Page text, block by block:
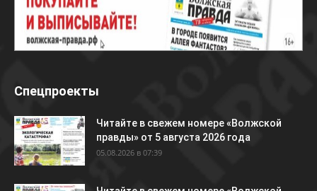
Спецпроекты
Читайте в свежем номере «Волжской
правды» от 5 августа 2026 года
05.08.2026 в 07:39